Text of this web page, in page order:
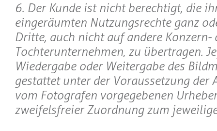
6. Der Kunde ist nicht berechtigt, die
eingeräumten Nutzungsrechte ganz
Dritte, auch nicht auf andere Konzern-
Tochterunternehmen, zu übertragen.
Wiedergabe oder Weitergabe des
gestattet unter der Voraussetzung der
vom Fotografen vorgegebenen
zweifelsfreier Zuordnung zum